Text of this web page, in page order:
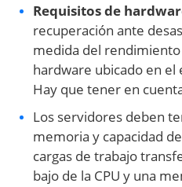
Requisitos de
recuperación ante
medida del rendimiento
hardware ubicado en el
Hay que tener en
Los servidores deben
memoria y capacidad
cargas de trabajo
bajo de la CPU y una